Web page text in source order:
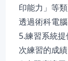
印能力」等
透過術科電
5.練習系統
次練習的成績